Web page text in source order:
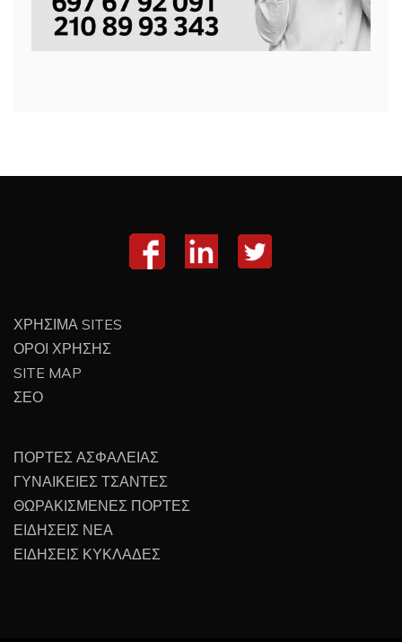
ΧΡΗΣΙΜΑ SITES
ΟΡΟΙ ΧΡΗΣΗΣ
SITE MAP
ΣΕΟ
ΠΟΡΤΕΣ ΑΣΦΑΛΕΙΑΣ
ΓΥΝΑΙΚΕΙΕΣ ΤΣΑΝΤΕΣ
ΘΩΡΑΚΙΣΜΕΝΕΣ ΠΟΡΤΕΣ
ΕΙΔΗΣΕΙΣ ΝΕΑ
ΕΙΔΗΣΕΙΣ ΚΥΚΛΑΔΕΣ